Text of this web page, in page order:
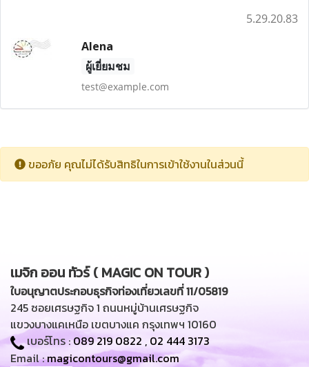
5.29.20.83
Alena
ผู้เยี่ยมชม
test@example.com
ขออภัย คุณไม่ได้รับสิทธิในการเข้าใช้งานในส่วนนี้
เมจิก ออน ทัวร์ ( MAGIC ON TOUR )
ใบอนุญาตประกอบธุรกิจท่องเที่ยวเลขที่ 11/05819
245 ซอยเศรษฐกิจ 1 ถนนหมู่บ้านเศรษฐกิจ
แขวงบางแคเหนือ เขตบางแค กรุงเทพฯ 10160
เบอร์โทร :089 219 0822 , 02 444 3173
Email :magicontours@gmail.com